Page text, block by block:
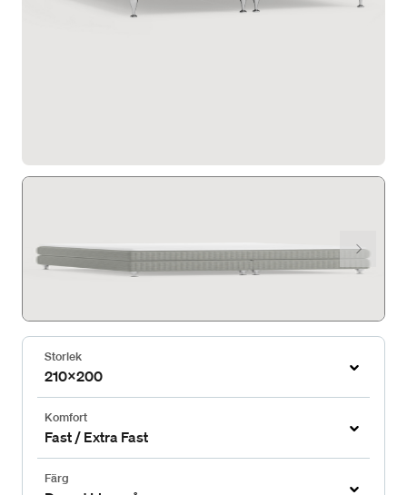
Storlek
210x200
Komfort
Fast / Extra Fast
Färg